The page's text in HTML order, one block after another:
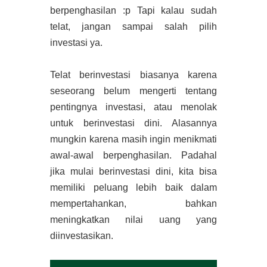
berpenghasilan :p Tapi kalau sudah
telat, jangan sampai salah pilih
investasi ya.
Telat berinvestasi biasanya karena
seseorang belum mengerti tentang
pentingnya investasi, atau menolak
untuk berinvestasi dini. Alasannya
mungkin karena masih ingin menikmati
awal-awal berpenghasilan. Padahal
jika mulai berinvestasi dini, kita bisa
memiliki peluang lebih baik dalam
mempertahankan, bahkan
meningkatkan nilai uang yang
diinvestasikan.